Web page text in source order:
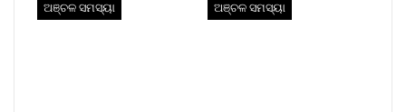
ଅଞ୍ଚଳ ସମସ୍ୟା ଅଞ୍ଚଳ ସମସ୍ୟା